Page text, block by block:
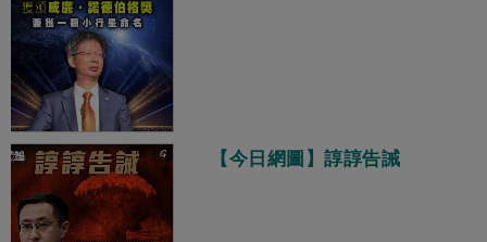
【今日網圖】諄諄告誡